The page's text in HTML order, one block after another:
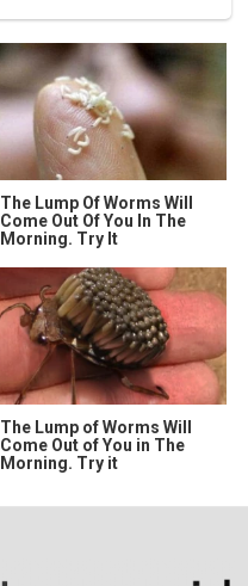
The Lump Of Worms Will
Come Out Of You In The
Morning. Try It
The Lump of Worms Will
Come Out of You in The
Morning. Try it